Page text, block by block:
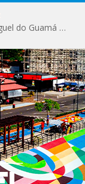
Milhares de fiéis tomam as ruas de São Miguel do Guamá em uma grande celebração de fé na Marcha para Jesus 2026.